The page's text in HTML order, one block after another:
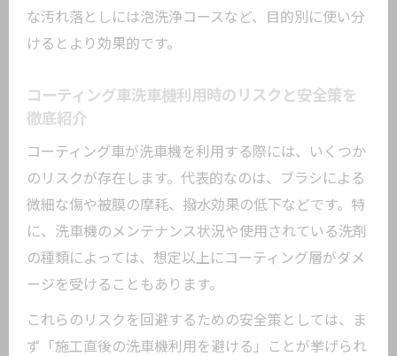
な汚れ落としには泡洗浄コースなど、目的別に使い分
けるとより効果的です。
コーティング車洗車機利用時のリスクと安全策を
徹底紹介
コーティング車が洗車機を利用する際には、いくつか
のリスクが存在します。代表的なのは、ブラシによる
微細な傷や被膜の摩耗、撥水効果の低下などです。特
に、洗車機のメンテナンス状況や使用されている洗剤
の種類によっては、想定以上にコーティング層がダメ
ージを受けることもあります。
これらのリスクを回避するための安全策としては、ま
ず「施工直後の洗車機利用を避ける」ことが挙げられ